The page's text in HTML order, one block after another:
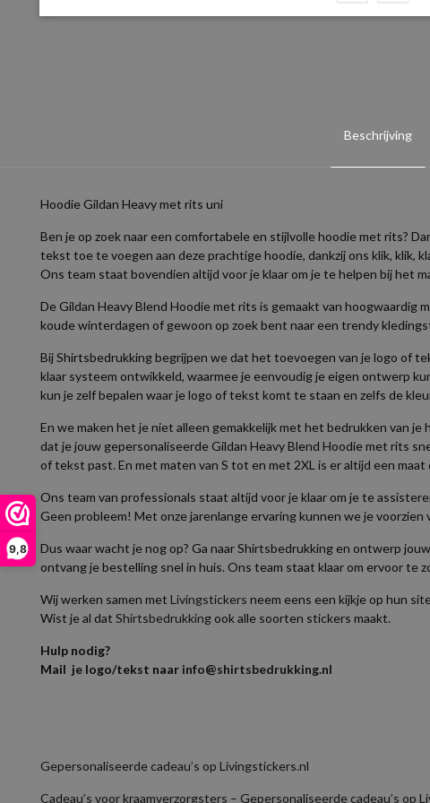
9,8
Beschrijving
Hoodie Gildan Heavy met rits uni
Ben je op zoek naar een comfortabele en stijlvolle hoodie met rits?
tekst toe te voegen aan deze prachtige hoodie, dankzij ons klik, klik,
Ons team staat bovendien altijd voor je klaar om je te helpen bij het
De Gildan Heavy Blend Hoodie met rits is gemaakt van
koude winterdagen of gewoon op zoek bent naar een trendy
Bij Shirtsbedrukking begrijpen we dat het toevoegen van je logo of
klaar systeem ontwikkeld, waarmee je eenvoudig je eigen ontwerp
kun je zelf bepalen waar je logo of tekst komt te staan en zelfs de
En we maken het je niet alleen gemakkelijk met het bedrukken van
dat je jouw gepersonaliseerde Gildan Heavy Blend Hoodie met rits
of tekst past. En met maten van S tot en met 2XL is er altijd een
Ons team van professionals staat altijd voor je klaar om je te
Geen probleem! Met onze jarenlange ervaring kunnen we je
Dus waar wacht je nog op? Ga naar Shirtsbedrukking en ontwerp
ontvang je bestelling snel in huis. Ons team staat klaar om ervoor te
Wij werken samen met Livingstickers neem eens een kijkje op hun
Wist je al dat Shirtsbedrukkingook alle soorten stickers maakt.
Hulp nodig?
Mail je logo/tekst naar info@shirtsbedrukking.nl
Gepersonaliseerde cadeau’s op Livingstickers.nl
Cadeau’s voor kraamverzorgsters – Gepersonaliseerde cadeau’s op